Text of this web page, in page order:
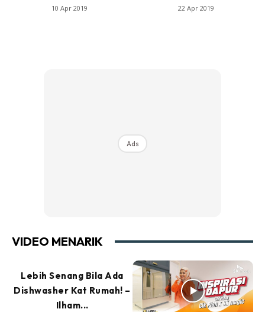
10 Apr 2019 22 Apr 2019
Ads
VIDEO MENARIK
Lebih Senang Bila Ada
Dishwasher Kat Rumah! –
Ilham...